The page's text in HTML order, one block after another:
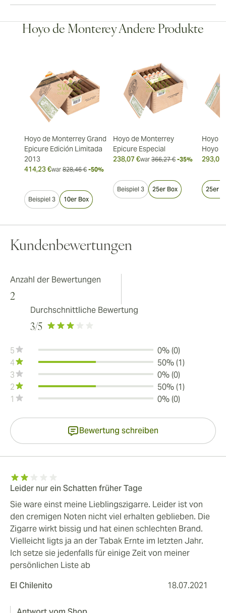
Hoyo de Monterey Andere Produkte
Hoyo de Monterrey Grand
Epicure Edición Limitada
2013
414,23 €war 828,46 € -50%
Beispiel 3 10er Box
Hoyo de Monterrey
Epicure Especial
238,07 €war 366,27 € -35%
Beispiel 3 25er Box
Hoyo
Hoyo
293,01
25er
Kundenbewertungen
Anzahl der Bewertungen
2
Durchschnittliche Bewertung
3/5
5
0% (0)
4
50% (1)
3
0% (0)
2
50% (1)
1
0% (0)
Bewertung schreiben
Leider nur ein Schatten früher Tage
Sie ware einst meine Lieblingszigarre. Leider ist von
den cremigen Noten nicht viel erhalten geblieben. Die
Zigarre wirkt bissig und hat einen schlechten Brand.
Vielleicht ligts ja an der Tabak Ernte im letzten Jahr.
Ich setze sie jedenfalls für einige Zeit von meiner
persönlichen Liste ab
El Chilenito
18.07.2021